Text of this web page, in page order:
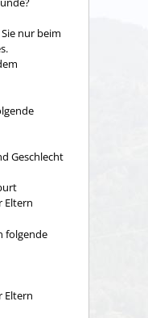
nur beim
Geschlecht
Eltern
folgende
Eltern